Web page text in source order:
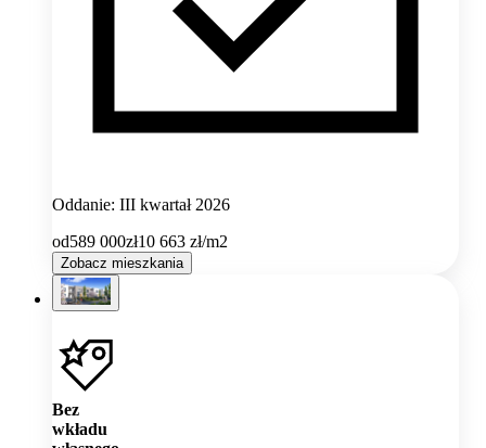
Oddanie: III kwartał 2026
od589 000zł10 663 zł/m2
Zobacz mieszkania
Bez
wkładu